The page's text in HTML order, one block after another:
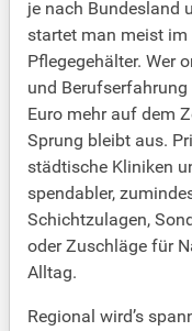
je nach Bundesland
startet man meist im
Pflegegehälter. Wer
und
Euro mehr auf dem
Sprung bleibt aus.
städtische Kliniken
spendabler,
Schichtzulagen,
oder Zuschläge für
Alltag.
Regional wird’s